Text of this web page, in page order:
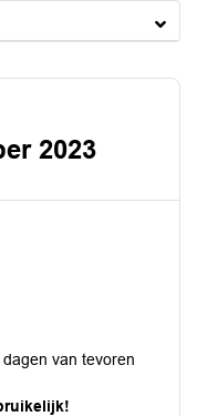
2023
van tevoren